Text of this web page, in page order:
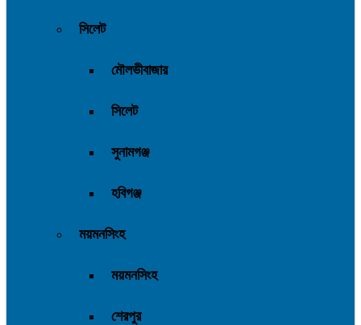
সিলেট
মৌলভীবাজার
সিলেট
সুনামগঞ্জ
হবিগঞ্জ
ময়মনসিংহ
ময়মনসিংহ
শেরপুর